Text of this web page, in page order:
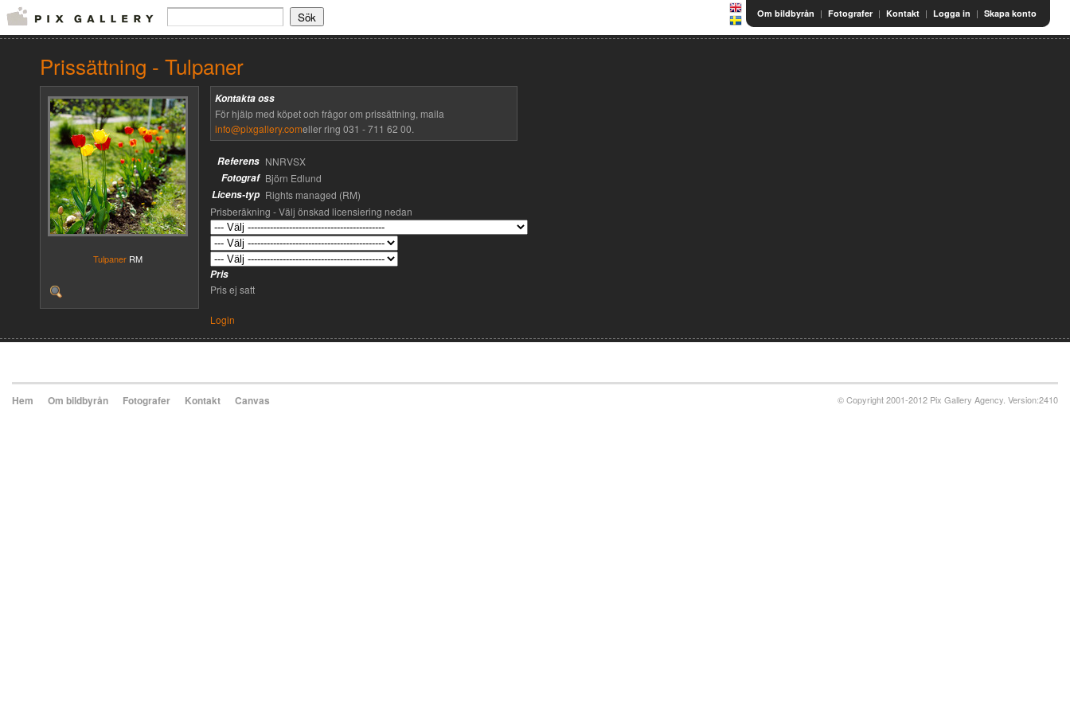
Om bildbyrån | Fotografer | Kontakt | Logga in | Skapa konto
Prissättning - Tulpaner
Tulpaner RM
Kontakta oss
För hjälp med köpet och frågor om prissättning, maila
info@pixgallery.comeller ring 031 - 711 62 00.
Referens NNRVSX
Fotograf Björn Edlund
Licens-typ Rights managed (RM)
Prisberäkning - Välj önskad licensiering nedan
Pris
Pris ej satt
Login
Hem Om bildbyrån Fotografer Kontakt Canvas © Copyright 2001-2012 Pix Gallery Agency. Version:2410